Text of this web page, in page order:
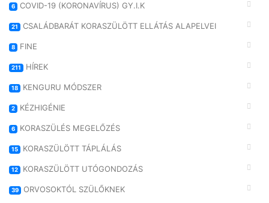
6 COVID-19 (KORONAVÍRUS) GY.I.K
21 CSALÁDBARÁT KORASZÜLÖTT ELLÁTÁS ALAPELVEI
8 FINE
211 HÍREK
18 KENGURU MÓDSZER
2 KÉZHIGÉNIE
6 KORASZÜLÉS MEGELŐZÉS
15 KORASZÜLÖTT TÁPLÁLÁS
12 KORASZÜLÖTT UTÓGONDOZÁS
39 ORVOSOKTÓL SZÜLŐKNEK